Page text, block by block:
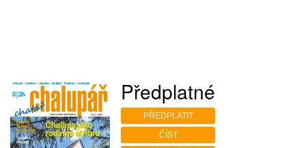
Předplatné
PŘEDPLATIT
ČÍST